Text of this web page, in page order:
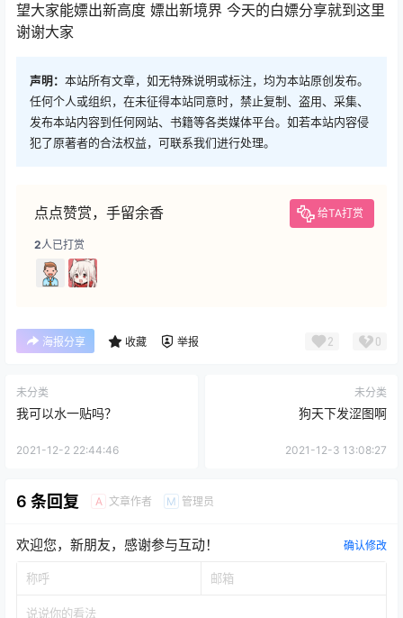
望大家能嫖出新高度 嫖出新境界 今天的白嫖分享就到这里
谢谢大家
声明： 本站所有文章，如无特殊说明或标注，均为本站原创发布。
任何个人或组织，在未征得本站同意时，禁止复制、盗用、采集、
发布本站内容到任何网站、书籍等各类媒体平台。如若本站内容侵
犯了原著者的合法权益，可联系我们进行处理。
点点赞赏，手留余香 给TA打赏
2人已打赏
海报分享 收藏 举报 2 0
未分类
我可以水一贴吗？
2021-12-2 22:44:46
未分类
狗天下发涩图啊
2021-12-3 13:08:27
6 条回复 A 文章作者 M 管理员
欢迎您，新朋友，感谢参与互动！ 确认修改